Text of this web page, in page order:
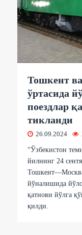
Тошкент
ўртасида
поездлар
тикланди
26.09.2024
“Ўзбекистон
йилнинг 24
йўналишида
қатнови йўлга
қилди.